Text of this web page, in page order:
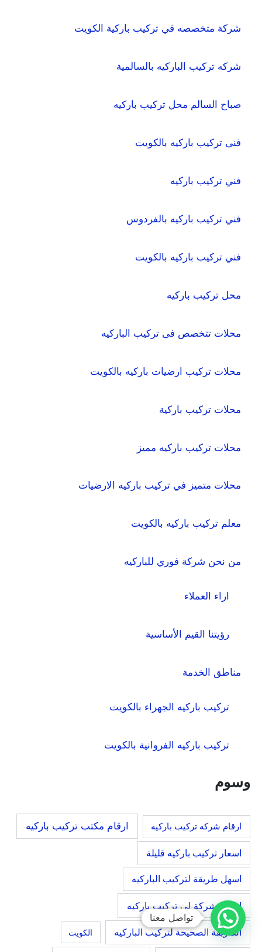
شركة متخصصه في تركيب باركية الكويت
شركه تركيب الباركيه بالسالمية
صباح السالم محل تركيب باركيه
فنى تركيب باركيه بالكويت
فني تركيب باركيه
فني تركيب باركيه بالفردوس
فني تركيب باركيه بالكويت
محل تركيب باركيه
محلات تتخصص فى تركيب الباركيه
محلات تركيب ارضيات باركيه بالكويت
محلات تركيب باركية
محلات تركيب باركيه مميز
محلات متميز في تركيب باركيه الارضيات
معلم تركيب باركيه بالكويت
من نحن شركة فوري للباركيه
اراء العملاء
رؤيتنا القيم الأساسية
مناطق الخدمة
تركيب باركيه الجهراء بالكويت
تركيب باركيه الفروانية بالكويت
وسوم
ارقام شركه تركيب باركيه ارقام مكتب تركيب باركيه
اسعار تركيب باركيه قليلة
اسهل طريقة لتركيب الباركيه
افضل شركة لي تركيب باركيه
الطريقة الصحيحة لتركيب الباركيه الكويت
تواصل معنا